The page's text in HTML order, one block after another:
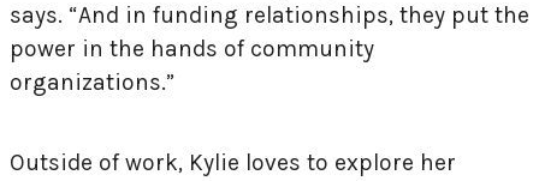
says. “And in funding relationships, they put the
power in the hands of community
organizations.”
Outside of work, Kylie loves to explore her